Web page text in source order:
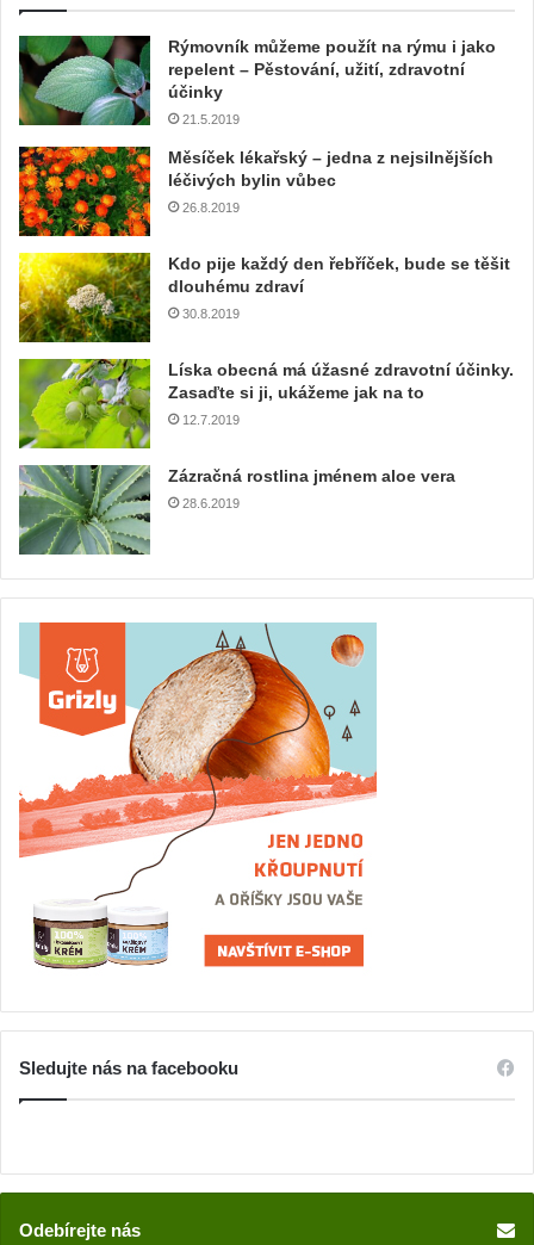
Rýmovník můžeme použít na rýmu i jako
repelent – Pěstování, užití, zdravotní
účinky
21.5.2019
Měsíček lékařský – jedna z nejsilnějších
léčivých bylin vůbec
26.8.2019
Kdo pije každý den řebříček, bude se těšit
dlouhému zdraví
30.8.2019
Líska obecná má úžasné zdravotní účinky.
Zasaďte si ji, ukážeme jak na to
12.7.2019
Zázračná rostlina jménem aloe vera
28.6.2019
Sledujte nás na facebooku
Odebírejte nás